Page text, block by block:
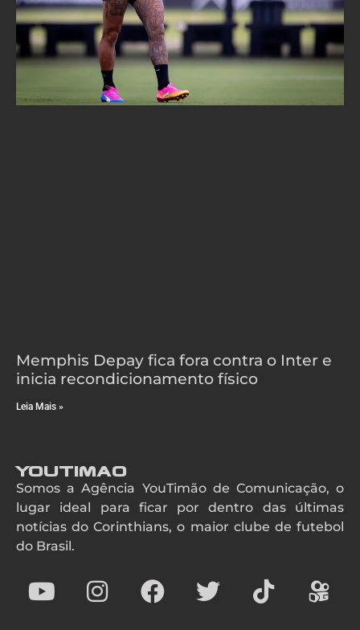
Memphis Depay fica fora contra o Inter e
inicia recondicionamento físico
Leia Mais »
YouTimao
Somos a Agência YouTimão de Comunicação, o
lugar ideal para ficar por dentro das últimas
notícias do Corinthians, o maior clube de futebol
do Brasil.